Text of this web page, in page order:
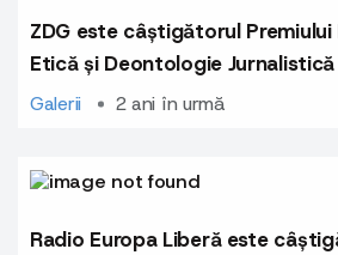
ZDG este câștigătorul
Etică și Deontologie
Galerii 2 ani în urmă
Radio Europa Liberă este